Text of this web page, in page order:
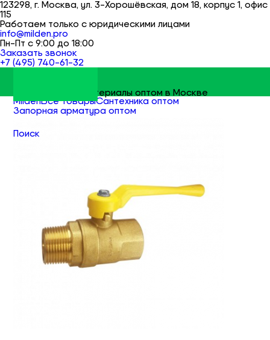
123298, г. Москва, ул. 3-Хорошёвская, дом 18, корпус 1, офис
115
Работаем только с юридическими лицами
info@milden.pro
Пн-Пт с 9:00 до 18:00
Заказать звонок
+7 (495) 740-61-32
Строительные материалы оптом в Москве
Поиск
MildenВсе товарыСантехника оптом
Запорная арматура оптом